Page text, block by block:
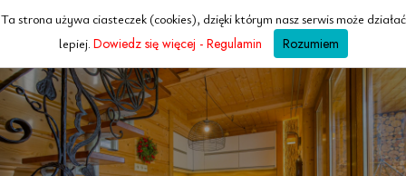
WILLA
Bachledowka
ZAKOPANE · TATRY
Ta strona używa ciasteczek (cookies), dzięki którym nasz serwis może działać
lepiej. Dowiedz się więcej - Regulamin Rozumiem